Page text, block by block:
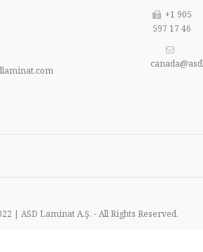
+1 905
597 17 46
| ASD Laminat A.Ş. - All Rights Reserved.